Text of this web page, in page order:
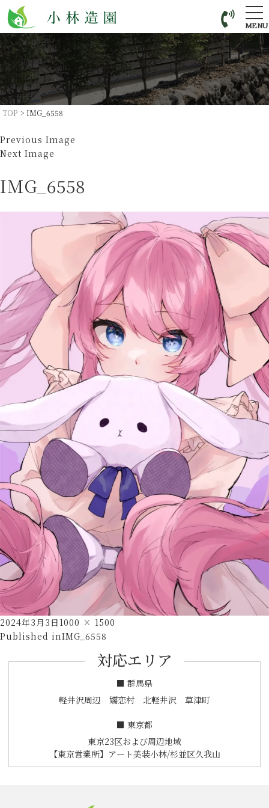
MENU
TOP >IMG_6558
Previous Image
Next Image
IMG_6558
Posted
on
2024年3月3日 Full
size
1000 × 1500
投
ン
Published inIMG_6558
対応エリア
■ 群馬県
軽井沢周辺 嬬恋村 北軽井沢 草津町
■ 東京都
東京23区および周辺地域
【東京営業所】アート美装小林/杉並区久我山